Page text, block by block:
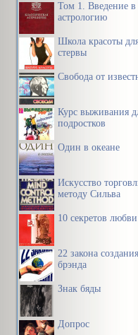
Том 1. Введение в
астрологию
Школа красоты
стервы
Свобода от
Курс выживания
подростков
Один в океане
Искусство
методу Сильва
10 секретов любви
22 закона создания
брэнда
Знак бяды
Допрос